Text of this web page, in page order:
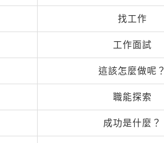
找工作
工作面試
這該怎麼做呢？
職能探索
成功是什麼？